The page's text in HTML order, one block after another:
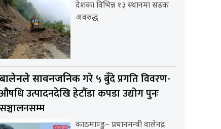
देशका विभिन्न १३ स्थानमा सडक
अवरुद्ध
बालेनले सार्वनजनिकगरे ५ बुँदे प्रगति विवरण-
औषधि उत्पादनदेखि हेटौँडा कपडा उद्योग पुनः
सञ्चालनसम्म
काठमाण्डु– प्रधानमन्त्री वालेनद्र